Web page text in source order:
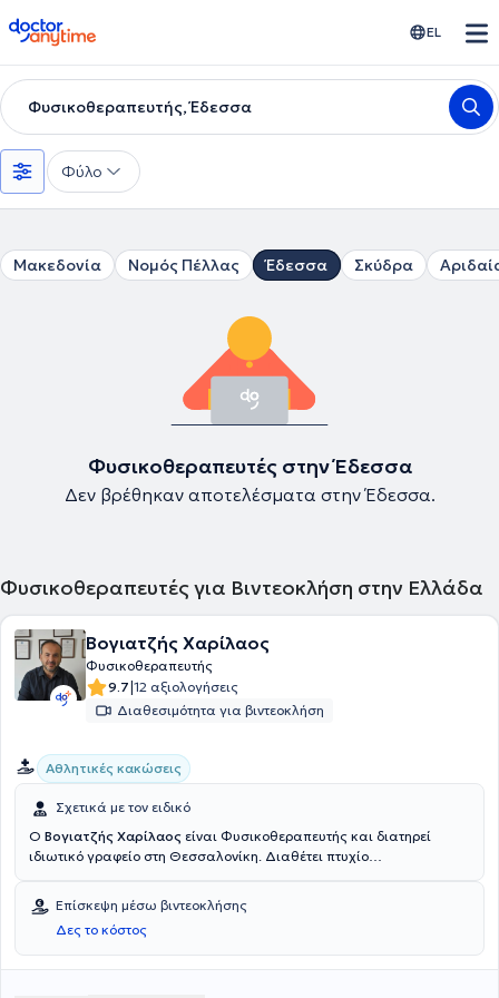
doctoranytime EL
Φυσικοθεραπευτής, Έδεσσα
Φύλο
Μακεδονία Νομός Πέλλας Έδεσσα Σκύδρα
Φυσικοθεραπευτές στην Έδεσσα
Δεν βρέθηκαν αποτελέσματα στην Έδεσσα.
Φυσικοθεραπευτές για Βιντεοκλήση στην Ελλάδα
Βογιατζής Χαρίλαος
Φυσικοθεραπευτής
9.7|12 αξιολογήσεις
Διαθεσιμότητα για βιντεοκλήση
Αθλητικές κακώσεις
Σχετικά με τον ειδικό
Ο Βογιατζής Χαρίλαος είναι Φυσικοθεραπευτής και διατηρεί
ιδιωτικό γραφείο στη Θεσσαλονίκη. Διαθέτει πτυχίο
Αθλητική Ακαδημία Σόφιας και είναι Διδάκτορας στο τμήμα
Φυσικοθεραπείας της Εθνικής Αθλητικής Ακαδημίας Σόφιας, στη
Βουλγαρία. Εκπαιδεύτηκε στην Κινεζική Μεθοδική και τον
Βελονισμό στο τμήμα Φυσικοθεραπείας του Κέντρου
Επίσκεψη μέσω βιντεοκλήσης
Δες το κόστος